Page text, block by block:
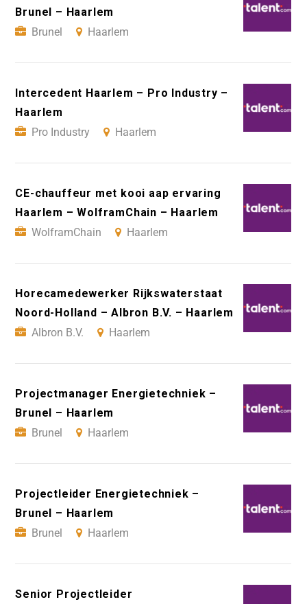
Brunel – Haarlem
Brunel
Haarlem
Intercedent Haarlem – Pro Industry –
Haarlem
Pro Industry
Haarlem
CE-chauffeur met kooi aap ervaring
Haarlem – WolframChain – Haarlem
WolframChain
Haarlem
Horecamedewerker Rijkswaterstaat
Noord-Holland – Albron B.V. – Haarlem
Albron B.V.
Haarlem
Projectmanager Energietechniek –
Brunel – Haarlem
Brunel
Haarlem
Projectleider Energietechniek –
Brunel – Haarlem
Brunel
Haarlem
Senior Projectleider